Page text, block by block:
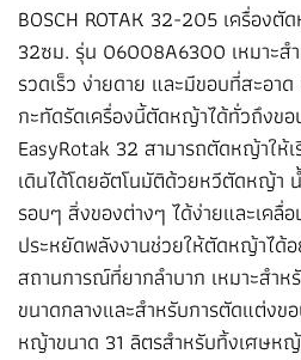
BOSCH ROTAK 32-205 เครื่อง
32ซม. รุ่น 06008A6300 เหมาะส
รวดเร็ว ง่ายดาย และมีขอบที่สะอา
กะทัดรัดเครื่องนี้ตัดหญ้าได้ทั่วถึงข
EasyRotak 32 สามารถตัดหญ้าให้
เดินได้โดยอัตโนมัติด้วยหวีตัดหญ้า
รอบๆ สิ่งของต่างๆ ได้ง่ายและเคลื่
ประหยัดพลังงานช่วยให้ตัดหญ้าได้
สถานการณ์ที่ยากลำบาก เหมาะสำ
ขนาดกลางและสำหรับการตัดแต่งข
หญ้าขนาด 31 ลิตรสำหรับทิ้งเศษห